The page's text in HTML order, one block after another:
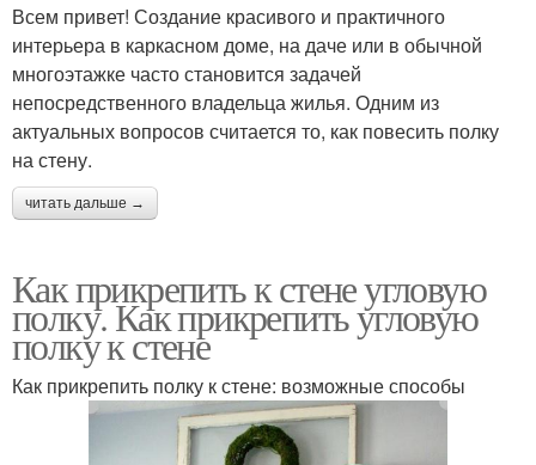
Всем привет! Создание красивого и практичного
интерьера в каркасном доме, на даче или в обычной
многоэтажке часто становится задачей
непосредственного владельца жилья. Одним из
актуальных вопросов считается то, как повесить полку
на стену.
читать дальше →
Как прикрепить к стене угловую
полку. Как прикрепить угловую
полку к стене
Как прикрепить полку к стене: возможные способы